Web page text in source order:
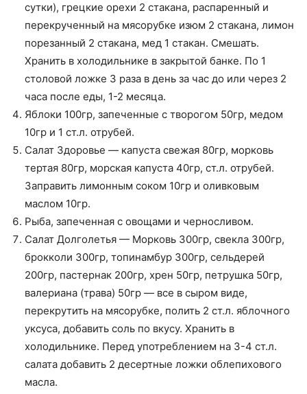
сутки), грецкие орехи 2 стакана, распаренный и
перекрученный на мясорубке изюм 2 стакана, лимон
порезанный 2 стакана, мед 1 стакан. Смешать.
Хранить в холодильнике в закрытой банке. По 1
столовой ложке 3 раза в день за час до или через 2
часа после еды, 1-2 месяца.
Яблоки 100гр, запеченные с творогом 50гр, медом
10гр и 1 ст.л. отрубей.
Салат Здоровье — капуста свежая 80гр, морковь
тертая 80гр, морская капуста 40гр, ст.л. отрубей.
Заправить лимонным соком 10гр и оливковым
маслом 10гр.
Рыба, запеченная с овощами и черносливом.
Салат Долголетья — Морковь 300гр, свекла 300гр,
брокколи 300гр, топинамбур 300гр, сельдерей
200гр, пастернак 200гр, хрен 50гр, петрушка 50гр,
валериана (трава) 50гр — все в сыром виде,
перекрутить на мясорубке, полить 2 ст.л. яблочного
уксуса, добавить соль по вкусу. Хранить в
холодильнике. Перед употреблением на 3-4 ст.л.
салата добавить 2 десертные ложки облепихового
масла.